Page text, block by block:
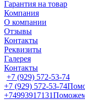
Гарантия на товар
Компания
О компании
Отзывы
Контакты
Реквизиты
Галерея
Контакты
+7 (929) 572-53-74
+7 (929) 572-53-74
+74993917131